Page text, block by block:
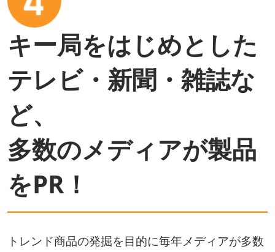
キー局をはじめとした
テレビ・新聞・雑誌な
ど、
多数のメディアが製品
をPR！
トレンド商品の発掘を目的に毎年メディアが多数